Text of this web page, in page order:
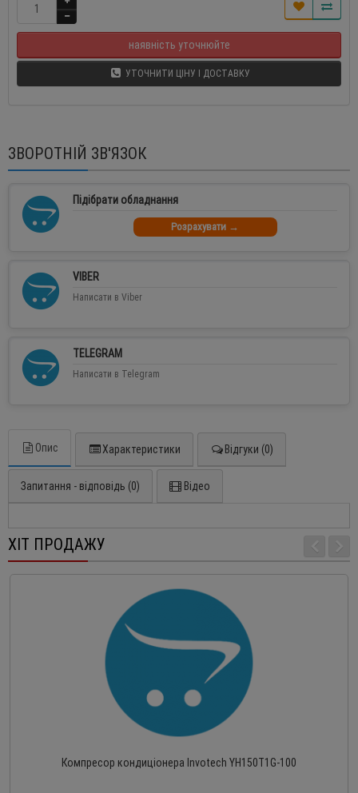
наявність уточнюйте
УТОЧНИТИ ЦІНУ І ДОСТАВКУ
ЗВОРОТНІЙ ЗВ'ЯЗОК
Підібрати обладнання
Розрахувати →
VIBER
Написати в Viber
TELEGRAM
Написати в Telegram
Опис Характеристики Відгуки (0)
Запитання - відповідь (0) Відео
ХІТ ПРОДАЖУ
Компресор кондиціонера Invotech YH150T1G-100